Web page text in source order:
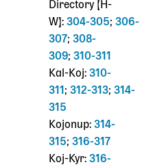
Directory [H-
W]: 304-305; 306-
307; 308-
309; 310-311
Kal-Koj: 310-
311 ; 312-313; 314-
315
Kojonup: 314-
315; 316-317
Koj-Kyr: 316-